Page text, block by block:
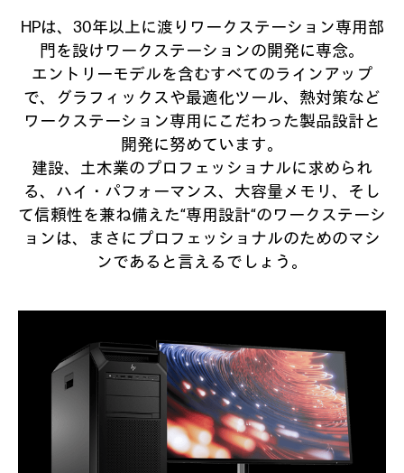
HPは、30年以上に渡りワークステーション専用部
門を設けワークステーションの開発に専念。
エントリーモデルを含むすべてのラインアップ
で、グラフィックスや最適化ツール、 熱対策など
ワークステーション専用にこだわった製品設計と
開発に努めています。
建設、土木業のプロフェッショナルに求められ
る、ハイ・パフォーマンス、大容量メモリ、 そし
て信頼性を兼ね備えた“専用設計“のワークステーシ
ョンは、 まさにプロフェッショナルのためのマシ
ンであると言えるでしょう。